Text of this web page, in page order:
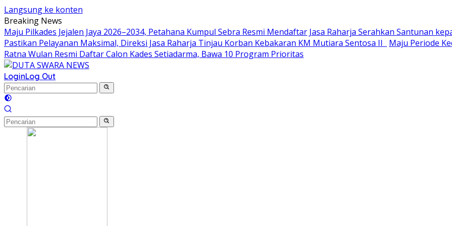
Langsung ke konten
Breaking News
Maju Pilkades Jejalen Jaya 2026–2034, Petahana Kumpul Sebra Resmi Mendaftar Jasa Raharja Serahkan Santunan
Pastikan Pelayanan Maksimal, Direksi Jasa Raharja Tinjau Korban Kebakaran KM Mutiara Sentosa II
Maju Periode
Ratna Wulan Resmi Daftar Calon Kades Setiadarma, Bawa 10 Program Prioritas
LoginLog Out